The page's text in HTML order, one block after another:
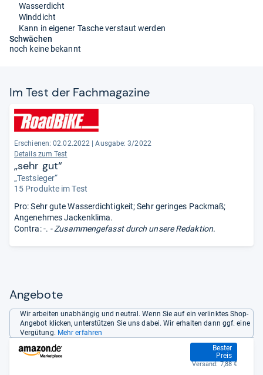
Wasserdicht
Winddicht
Kann in eigener Tasche verstaut werden
Schwächen
noch keine bekannt
Im Test der Fach­ma­ga­zine
Erschienen: 02.02.2022 | Ausgabe: 3/2022
Details zum Test
„sehr gut“
„Testsieger“
15 Produkte im Test
Pro: Sehr gute Wasserdichtigkeit; Sehr geringes Packmaß;
Angenehmes Jackenklima.
Contra: -. - Zusammengefasst durch unsere Redaktion.
Angebote
Wir arbeiten unabhängig und neutral. Wenn Sie auf ein verlinktes Shop-
Angebot klicken, unterstützen Sie uns dabei. Wir erhalten dann ggf. eine
Vergütung. Mehr erfahren
Bester
Preis
83,80 €
Versand: 7,88 €